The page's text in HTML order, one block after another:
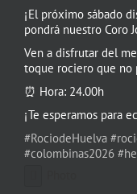
¡El próximo sábado
pondrá nuestro Coro
Ven a disfrutar del
toque rociero que no
⏰ Hora: 24.00h
¡Te esperamos para
#RociodeHuelva
#colombinas2026